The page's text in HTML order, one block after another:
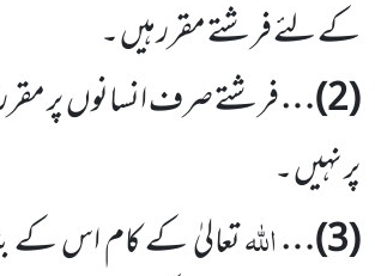
کے لئے فرشتے مقرر ہیں ۔
(
2
)…فرشتے صرف انسانوںپر
پر نہیں ۔
(
3
)…اللّٰہتعالیٰ کے کام اس کے